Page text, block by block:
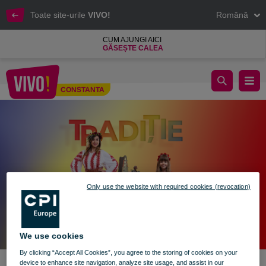
Toate site-urile VIVO! Română
CUM AJUNGI AICI
GĂSEȘTE CALEA
CONSTANTA
Sărbătorește Unirea cu dans și cântec!
We use cookies
By clicking “Accept All Cookies”, you agree to the storing of cookies on your
device to enhance site navigation, analyze site usage, and assist in our
Only use the website with required cookies (revocation)